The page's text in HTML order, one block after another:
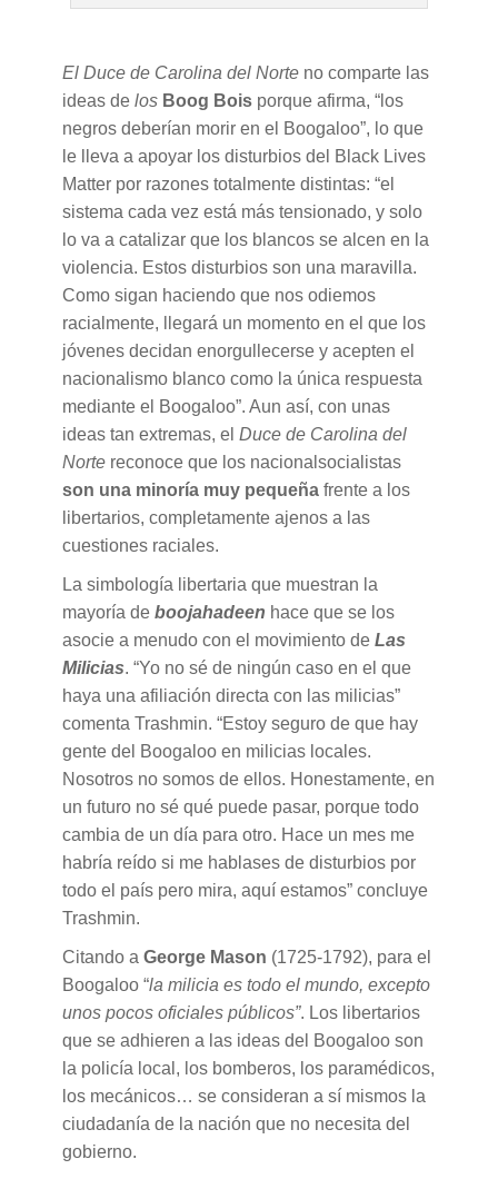
El Duce de Carolina del Norte no comparte las
ideas de los Boog Bois porque afirma, “los
negros deberían morir en el Boogaloo”, lo que
le lleva a apoyar los disturbios del Black Lives
Matter por razones totalmente distintas: “el
sistema cada vez está más tensionado, y solo
lo va a catalizar que los blancos se alcen en la
violencia. Estos disturbios son una maravilla.
Como sigan haciendo que nos odiemos
racialmente, llegará un momento en el que los
jóvenes decidan enorgullecerse y acepten el
nacionalismo blanco como la única respuesta
mediante el Boogaloo”. Aun así, con unas
ideas tan extremas, el Duce de Carolina del
Norte reconoce que los nacionalsocialistas
son una minoría muy pequeña frente a los
libertarios, completamente ajenos a las
cuestiones raciales.
La simbología libertaria que muestran la
mayoría de boojahadeen hace que se los
asocie a menudo con el movimiento de Las
Milicias. “Yo no sé de ningún caso en el que
haya una afiliación directa con las milicias”
comenta Trashmin. “Estoy seguro de que hay
gente del Boogaloo en milicias locales.
Nosotros no somos de ellos. Honestamente, en
un futuro no sé qué puede pasar, porque todo
cambia de un día para otro. Hace un mes me
habría reído si me hablases de disturbios por
todo el país pero mira, aquí estamos” concluye
Trashmin.
Citando a George Mason (1725-1792), para el
Boogaloo “la milicia es todo el mundo, excepto
unos pocos oficiales públicos”. Los libertarios
que se adhieren a las ideas del Boogaloo son
la policía local, los bomberos, los paramédicos,
los mecánicos… se consideran a sí mismos la
ciudadanía de la nación que no necesita del
gobierno.